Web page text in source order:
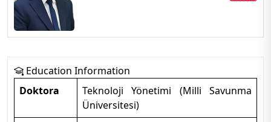
Education Information
Doktora
Teknoloji Yönetimi (Milli Savunma
Üniversitesi)